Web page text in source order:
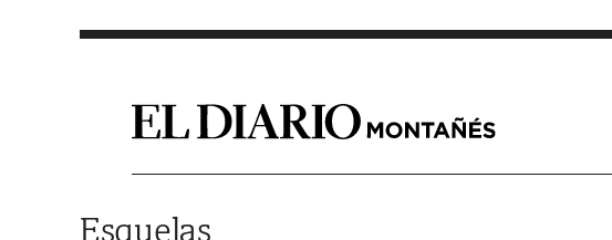
Esquelas